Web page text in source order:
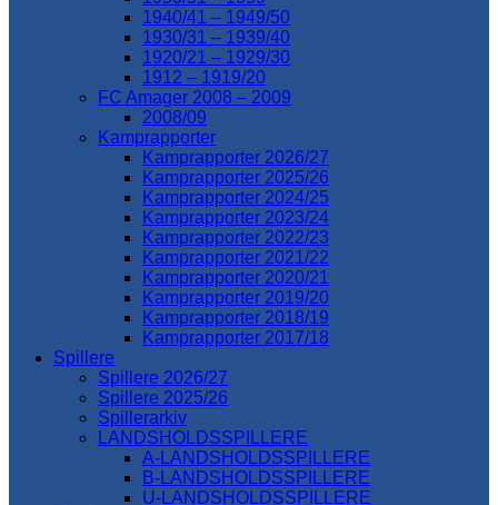
1940/41 – 1949/50
1930/31 – 1939/40
1920/21 – 1929/30
1912 – 1919/20
FC Amager 2008 – 2009
2008/09
Kamprapporter
Kamprapporter 2026/27
Kamprapporter 2025/26
Kamprapporter 2024/25
Kamprapporter 2023/24
Kamprapporter 2022/23
Kamprapporter 2021/22
Kamprapporter 2020/21
Kamprapporter 2019/20
Kamprapporter 2018/19
Kamprapporter 2017/18
Spillere
Spillere 2026/27
Spillere 2025/26
Spillerarkiv
LANDSHOLDSSPILLERE
A-LANDSHOLDSSPILLERE
B-LANDSHOLDSSPILLERE
U-LANDSHOLDSSPILLERE